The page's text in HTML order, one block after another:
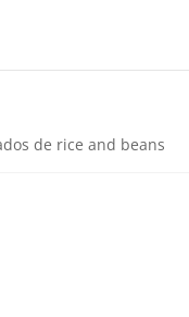
de rice and beans